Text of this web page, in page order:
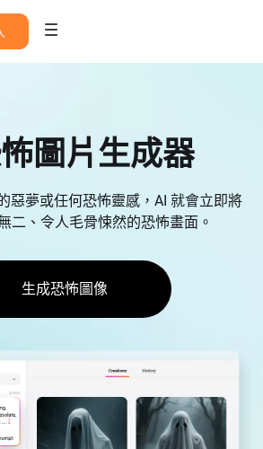
圖片生成器
惡夢或任何恐怖靈感，AI 就會立即將
二、令人毛骨悚然的恐怖畫面。
生成恐怖圖像